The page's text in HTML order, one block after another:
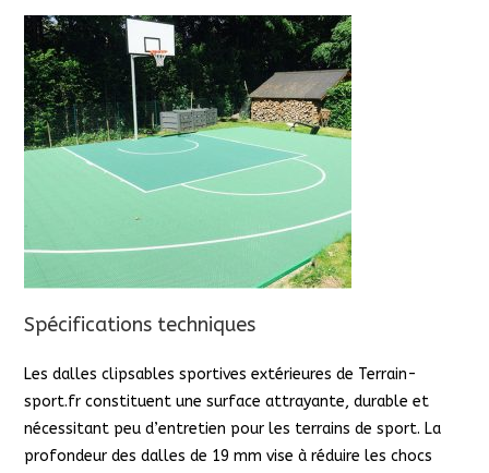
Spécifications techniques
Les dalles clipsables sportives extérieures de Terrain-
sport.fr constituent une surface attrayante, durable et
nécessitant peu d’entretien pour les terrains de sport. La
profondeur des dalles de 19 mm vise à réduire les chocs